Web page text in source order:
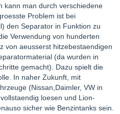
kann man durch verschiedene
Problem ist bei
den Separator in Funktion zu
Verwendung von hunderten
von aeusserst hitzebestaendigen
(da wurden in
gemacht). Dazu spielt die
In naher Zukunft, mit
(Nissan,Daimler, VW in
loesen und Lion-
sicher wie Benzintanks sein.